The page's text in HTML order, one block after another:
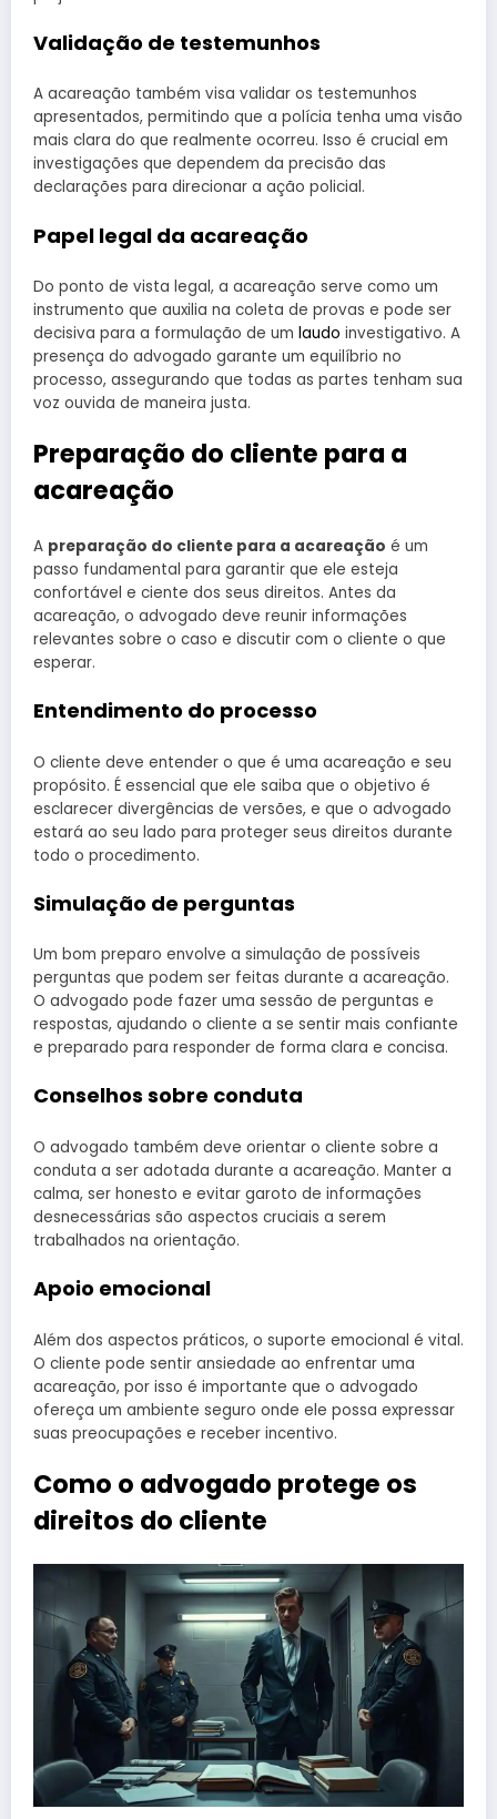
Validação de testemunhos
A acareação também visa validar os testemunhos
apresentados, permitindo que a polícia tenha uma visão
mais clara do que realmente ocorreu. Isso é crucial em
investigações que dependem da precisão das
declarações para direcionar a ação policial.
Papel legal da acareação
Do ponto de vista legal, a acareação serve como um
instrumento que auxilia na coleta de provas e pode ser
decisiva para a formulação de um laudo investigativo. A
presença do advogado garante um equilíbrio no
processo, assegurando que todas as partes tenham sua
voz ouvida de maneira justa.
Preparação do cliente para a
acareação
A preparação do cliente para a acareação é um
passo fundamental para garantir que ele esteja
confortável e ciente dos seus direitos. Antes da
acareação, o advogado deve reunir informações
relevantes sobre o caso e discutir com o cliente o que
esperar.
Entendimento do processo
O cliente deve entender o que é uma acareação e seu
propósito. É essencial que ele saiba que o objetivo é
esclarecer divergências de versões, e que o advogado
estará ao seu lado para proteger seus direitos durante
todo o procedimento.
Simulação de perguntas
Um bom preparo envolve a simulação de possíveis
perguntas que podem ser feitas durante a acareação.
O advogado pode fazer uma sessão de perguntas e
respostas, ajudando o cliente a se sentir mais confiante
e preparado para responder de forma clara e concisa.
Conselhos sobre conduta
O advogado também deve orientar o cliente sobre a
conduta a ser adotada durante a acareação. Manter a
calma, ser honesto e evitar garoto de informações
desnecessárias são aspectos cruciais a serem
trabalhados na orientação.
Apoio emocional
Além dos aspectos práticos, o suporte emocional é vital.
O cliente pode sentir ansiedade ao enfrentar uma
acareação, por isso é importante que o advogado
ofereça um ambiente seguro onde ele possa expressar
suas preocupações e receber incentivo.
Como o advogado protege os
direitos do cliente